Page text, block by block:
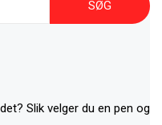
Slik velger du en pen og